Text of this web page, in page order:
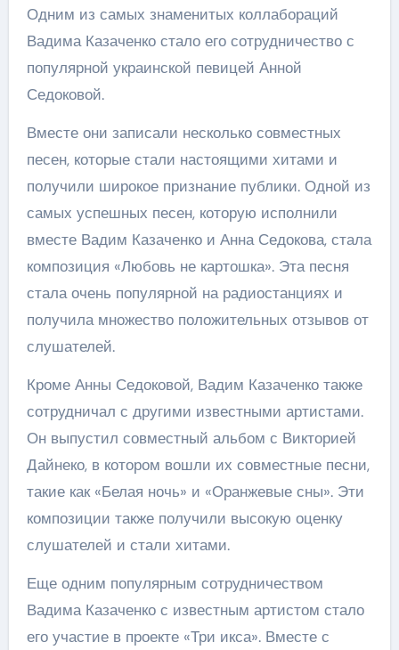
Одним из самых знаменитых коллабораций
Вадима Казаченко стало его сотрудничество с
популярной украинской певицей Анной
Седоковой.
Вместе они записали несколько совместных
песен, которые стали настоящими хитами и
получили широкое признание публики. Одной из
самых успешных песен, которую исполнили
вместе Вадим Казаченко и Анна Седокова, стала
композиция «Любовь не картошка». Эта песня
стала очень популярной на радиостанциях и
получила множество положительных отзывов от
слушателей.
Кроме Анны Седоковой, Вадим Казаченко также
сотрудничал с другими известными артистами.
Он выпустил совместный альбом с Викторией
Дайнеко, в котором вошли их совместные песни,
такие как «Белая ночь» и «Оранжевые сны». Эти
композиции также получили высокую оценку
слушателей и стали хитами.
Еще одним популярным сотрудничеством
Вадима Казаченко с известным артистом стало
его участие в проекте «Три икса». Вместе с